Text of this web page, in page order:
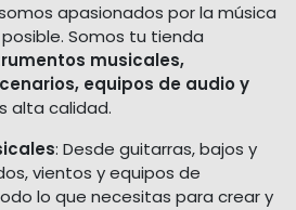
apasionados por la música
Somos tu tienda
musicales,
equipos de audio y
alta calidad.
: Desde guitarras, bajos y
vientos y equipos de
lo que necesitas para crear y